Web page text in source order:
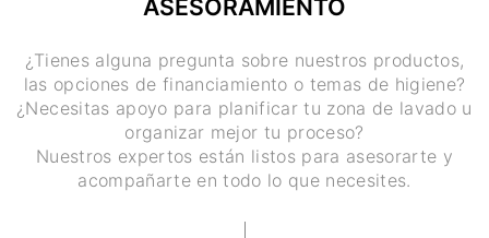
ASESORAMIENTO
¿Tienes alguna pregunta sobre nuestros productos,
las opciones de financiamiento o temas de higiene?
¿Necesitas apoyo para planificar tu zona de lavado u
organizar mejor tu proceso?
Nuestros expertos están listos para asesorarte y
acompañarte en todo lo que necesites.